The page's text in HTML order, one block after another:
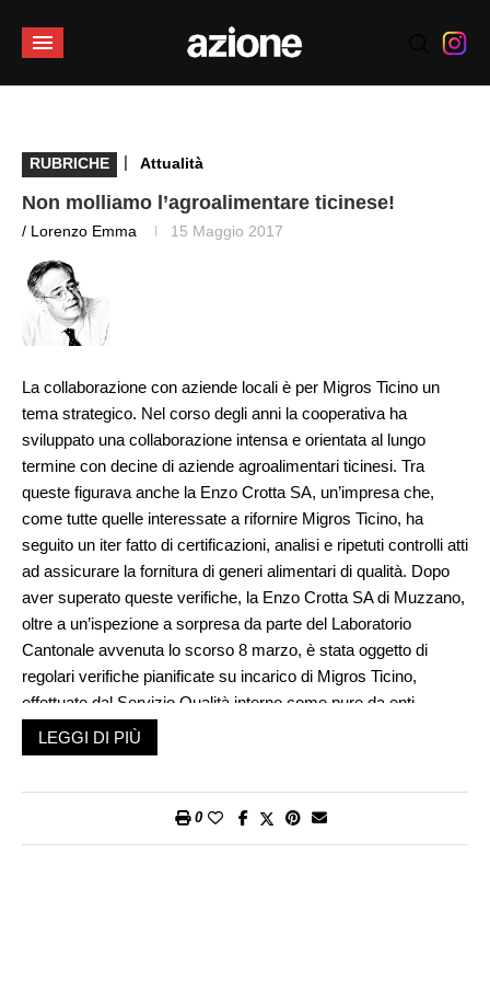
RUBRICHE | Attualità
Non molliamo l’agroalimentare ticinese!
/ Lorenzo Emma 15 Maggio 2017
La collaborazione con aziende locali è per Migros Ticino un
tema strategico. Nel corso degli anni la cooperativa ha
sviluppato una collaborazione intensa e orientata al lungo
termine con decine di aziende agroalimentari ticinesi. Tra
queste figurava anche la Enzo Crotta SA, un’impresa che,
come tutte quelle interessate a rifornire Migros Ticino, ha
seguito un iter fatto di certificazioni, analisi e ripetuti controlli atti
ad assicurare la fornitura di generi alimentari di qualità. Dopo
aver superato queste verifiche, la Enzo Crotta SA di Muzzano,
oltre a un’ispezione a sorpresa da parte del Laboratorio
Cantonale avvenuta lo scorso 8 marzo, è stata oggetto di
regolari verifiche pianificate su incarico di Migros Ticino,
effettuate dal Servizio Qualità interno come pure da enti
esterni: in totale quattro dal 2013, la quinta era prevista per
agosto di quest’anno.
discutere e dato spazio a illazioni. In realtà si tratta di una
LEGGI DI PIÙ
0